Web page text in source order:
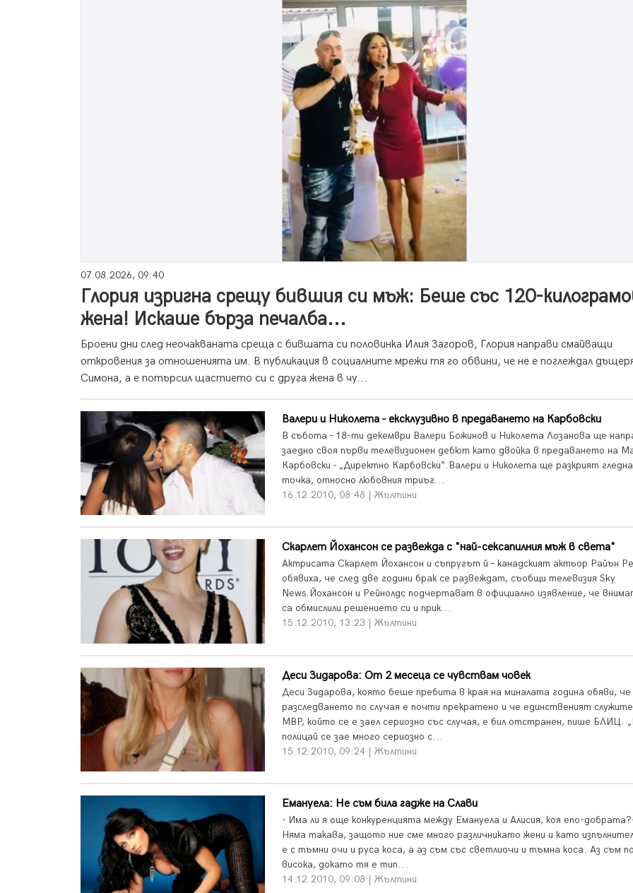
07.08.2026, 09:40
Глория изригна срещу бившия си мъж: Беше със 120-
жена! Искаше бърза печалба...
Броени дни след неочакваната среща с бившата си половинка Илия Загоров, Глория направи смайващи
откровения за отношенията им. В публикация в социалните мрежи тя го обвини, че не е поглеждал
Симона, а е потърсил щастието си с друга жена в чу...
Валери и Николета - ексклузивно в предаването на Карбовски
В събота - 18-ти декември Валери Божинов и Николета Лозанова ще
заедно своя първи телевизионен дебют като двойка в предаването на
Карбовски - „Директно Карбовски“.Валери и Николета ще разкрият
точка, относно любовния триъг...
16.12.2010, 08:48 | Жълтини
Скарлет Йохансон се развежда с "най-сексапилния мъж в света"
Актрисата Скарлет Йохансон и съпругът й – канадският актьор Райън
обявиха, че след две години брак се развеждат, съобщи телевизия Sky
News.Йохансон и Рейнолдс подчертават в официално изявление, че
са обмислили решението си и прик...
15.12.2010, 13:23 | Жълтини
Деси Зидарова: От 2 месеца се чувствам човек
Деси Зидарова, която беше пребита в края на миналата година обяви, че
разследването по случая е почти прекратено и че единственият
МВР, който се е заел сериозно със случая, е бил отстранен, пише БЛИЦ.
полицай се зае много сериозно с...
15.12.2010, 09:24 | Жълтини
Емануела: Не съм била гадже на Слави
- Има ли я още конкуренцията между Емануела и Алисия, коя епо-
Няма такава, защото ние сме много различникато жени и като
е с тъмни очи и руса коса, а аз съм със светлиочи и тъмна коса. Аз съм
висока, докато тя е тип...
14.12.2010, 09:08 | Жълтини